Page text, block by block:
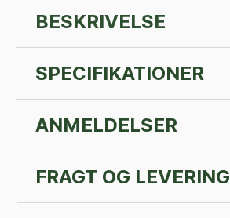
BESKRIVELSE
SPECIFIKATIONER
ANMELDELSER
FRAGT OG LEVERING